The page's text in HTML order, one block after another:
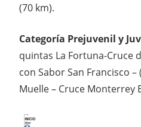
(70 km).
Categoría Prejuvenil y
quintas La Fortuna-Cruce
con Sabor San Francisco
Muelle – Cruce Monterrey